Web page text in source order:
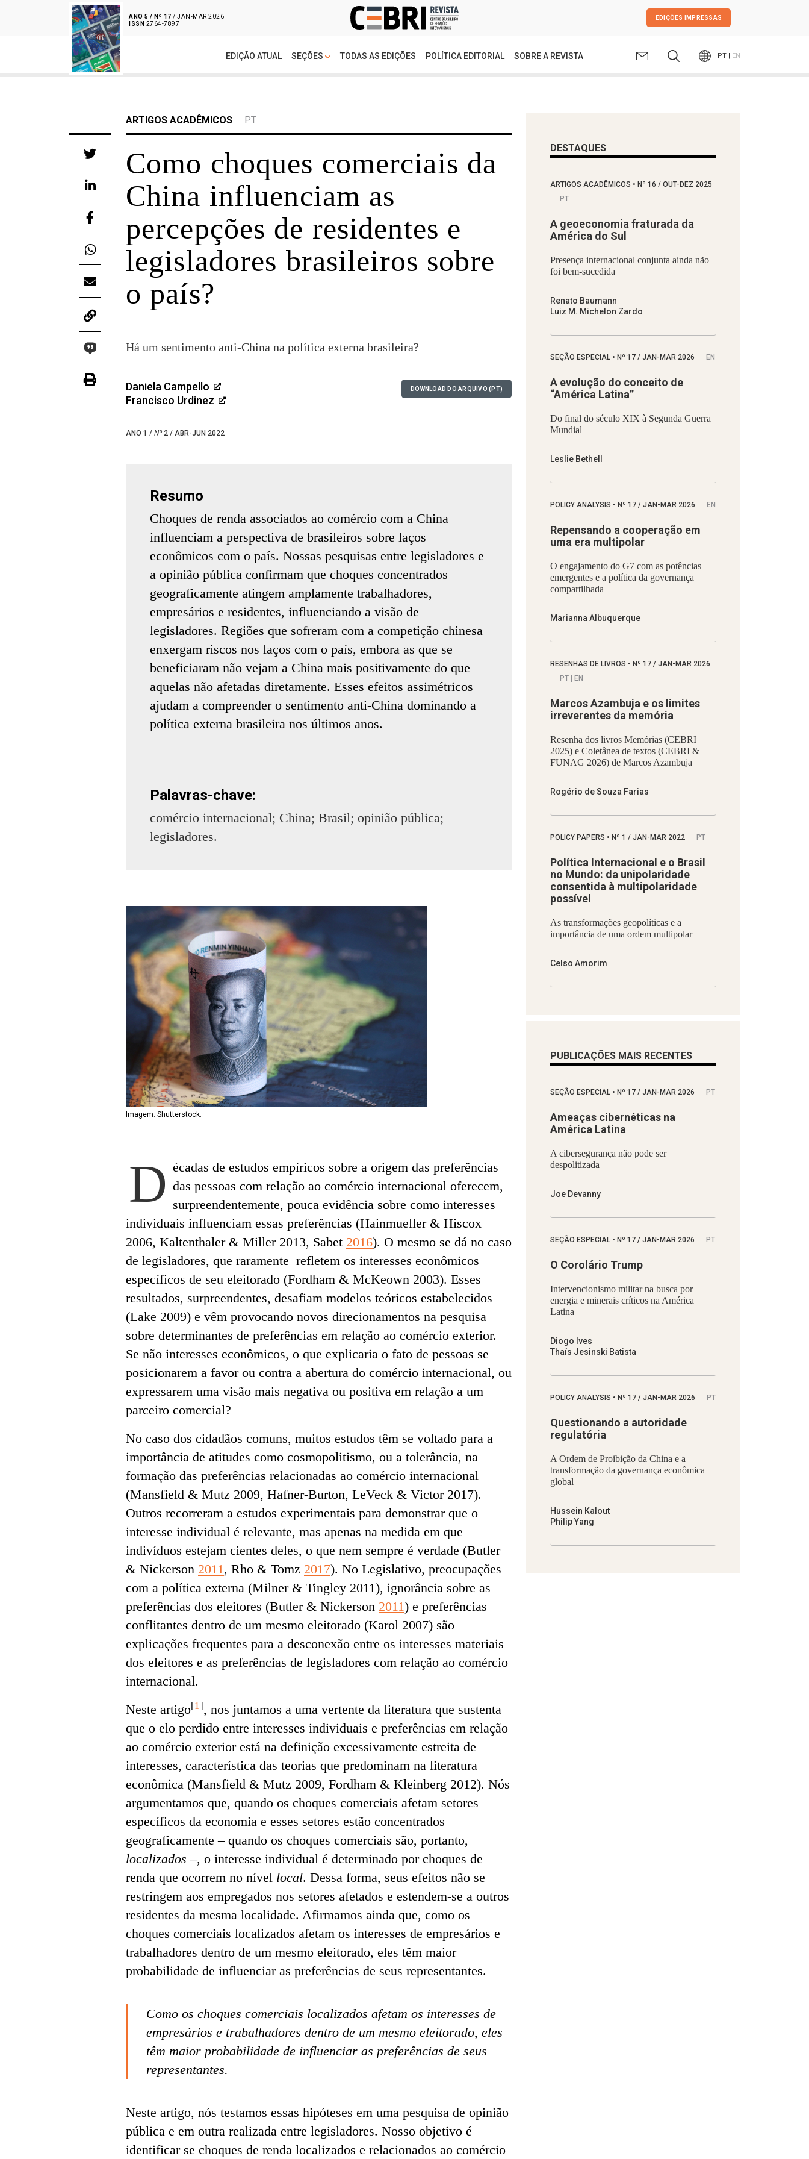
ANO 5 / Nº 17 / JAN-MAR 2026
ISSN 2764-7897
EDIÇÕES IMPRESSAS
EDIÇÃO ATUAL SEÇÕES TODAS AS EDIÇÕES POLÍTICA EDITORIAL SOBRE A REVISTA PT | EN
ARTIGOS ACADÊMICOS PT
Como choques comerciais da
China influenciam as
percepções de residentes e
legisladores brasileiros sobre
o país?
Há um sentimento anti-China na política externa brasileira?
Daniela Campello
Francisco Urdinez
ANO 1 / Nº 2 / ABR-JUN 2022
DOWNLOAD DO ARQUIVO (PT)
Resumo
Choques de renda associados ao comércio com a China
influenciam a perspectiva de brasileiros sobre laços
econômicos com o país. Nossas pesquisas entre legisladores e
a opinião pública confirmam que choques concentrados
geograficamente atingem amplamente trabalhadores,
empresários e residentes, influenciando a visão de
legisladores. Regiões que sofreram com a competição chinesa
enxergam riscos nos laços com o país, embora as que se
beneficiaram não vejam a China mais positivamente do que
aquelas não afetadas diretamente. Esses efeitos assimétricos
ajudam a compreender o sentimento anti-China dominando a
política externa brasileira nos últimos anos.
Palavras-chave:
comércio internacional; China; Brasil; opinião pública;
legisladores.
Imagem: Shutterstock.
D écadas de estudos empíricos sobre a origem das preferências
das pessoas com relação ao comércio internacional oferecem,
surpreendentemente, pouca evidência sobre como interesses
individuais influenciam essas preferências (Hainmueller & Hiscox
2006, Kaltenthaler & Miller 2013, Sabet 2016). O mesmo se dá no caso
de legisladores, que raramente refletem os interesses econômicos
específicos de seu eleitorado (Fordham & McKeown 2003). Esses
resultados, surpreendentes, desafiam modelos teóricos estabelecidos
(Lake 2009) e vêm provocando novos direcionamentos na pesquisa
sobre determinantes de preferências em relação ao comércio exterior.
Se não interesses econômicos, o que explicaria o fato de pessoas se
posicionarem a favor ou contra a abertura do comércio internacional, ou
expressarem uma visão mais negativa ou positiva em relação a um
parceiro comercial?
No caso dos cidadãos comuns, muitos estudos têm se voltado para a
importância de atitudes como cosmopolitismo, ou a tolerância, na
formação das preferências relacionadas ao comércio internacional
(Mansfield & Mutz 2009, Hafner-Burton, LeVeck & Victor 2017).
Outros recorreram a estudos experimentais para demonstrar que o
interesse individual é relevante, mas apenas na medida em que
indivíduos estejam cientes deles, o que nem sempre é verdade (Butler
& Nickerson 2011, Rho & Tomz 2017). No Legislativo, preocupações
com a política externa (Milner & Tingley 2011), ignorância sobre as
preferências dos eleitores (Butler & Nickerson 2011) e preferências
conflitantes dentro de um mesmo eleitorado (Karol 2007) são
explicações frequentes para a desconexão entre os interesses materiais
dos eleitores e as preferências de legisladores com relação ao comércio
internacional.
Neste artigo[1], nos juntamos a uma vertente da literatura que sustenta
que o elo perdido entre interesses individuais e preferências em relação
ao comércio exterior está na definição excessivamente estreita de
interesses, característica das teorias que predominam na literatura
econômica (Mansfield & Mutz 2009, Fordham & Kleinberg 2012). Nós
argumentamos que, quando os choques comerciais afetam setores
específicos da economia e esses setores estão concentrados
geograficamente – quando os choques comerciais são, portanto,
localizados –, o interesse individual é determinado por choques de
renda que ocorrem no nível local. Dessa forma, seus efeitos não se
restringem aos empregados nos setores afetados e estendem-se a outros
residentes da mesma localidade. Afirmamos ainda que, como os
choques comerciais localizados afetam os interesses de empresários e
trabalhadores dentro de um mesmo eleitorado, eles têm maior
probabilidade de influenciar as preferências de seus representantes.
Como os choques comerciais localizados afetam os interesses de
empresários e trabalhadores dentro de um mesmo eleitorado, eles
têm maior probabilidade de influenciar as preferências de seus
representantes.
Neste artigo, nós testamos essas hipóteses em uma pesquisa de opinião
pública e em outra realizada entre legisladores. Nosso objetivo é
identificar se choques de renda localizados e relacionados ao comércio
DESTAQUES
ARTIGOS ACADÊMICOS • Nº 16 / OUT-DEZ 2025
PT
A geoeconomia fraturada da
América do Sul
Presença internacional conjunta ainda não
foi bem-sucedida
Renato Baumann
Luiz M. Michelon Zardo
SEÇÃO ESPECIAL • Nº 17 / JAN-MAR 2026 EN
A evolução do conceito de
“América Latina”
Do final do século XIX à Segunda Guerra
Mundial
Leslie Bethell
POLICY ANALYSIS • Nº 17 / JAN-MAR 2026 EN
Repensando a cooperação em
uma era multipolar
O engajamento do G7 com as potências
emergentes e a política da governança
compartilhada
Marianna Albuquerque
RESENHAS DE LIVROS • Nº 17 / JAN-MAR 2026
PT | EN
Marcos Azambuja e os limites
irreverentes da memória
Resenha dos livros Memórias (CEBRI
2025) e Coletânea de textos (CEBRI &
FUNAG 2026) de Marcos Azambuja
Rogério de Souza Farias
POLICY PAPERS • Nº 1 / JAN-MAR 2022 PT
Política Internacional e o Brasil
no Mundo: da unipolaridade
consentida à multipolaridade
possível
As transformações geopolíticas e a
importância de uma ordem multipolar
Celso Amorim
PUBLICAÇÕES MAIS RECENTES
SEÇÃO ESPECIAL • Nº 17 / JAN-MAR 2026 PT
Ameaças cibernéticas na
América Latina
A cibersegurança não pode ser
despolitizada
Joe Devanny
SEÇÃO ESPECIAL • Nº 17 / JAN-MAR 2026 PT
O Corolário Trump
Intervencionismo militar na busca por
energia e minerais críticos na América
Latina
Diogo Ives
Thaís Jesinski Batista
POLICY ANALYSIS • Nº 17 / JAN-MAR 2026 PT
Questionando a autoridade
regulatória
A Ordem de Proibição da China e a
transformação da governança econômica
global
Hussein Kalout
Philip Yang